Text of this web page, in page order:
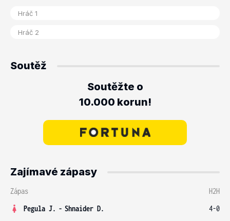
Soutěž
Soutěžte o
10.000 korun!
Zajímavé zápasy
Zápas
H2H
Pegula J. - Shnaider D.
4-0